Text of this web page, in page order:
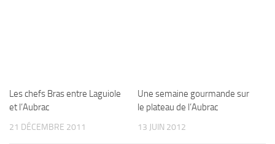
Les chefs Bras entre Laguiole
et l’Aubrac
21 DÉCEMBRE 2011
Une semaine gourmande sur
le plateau de l’Aubrac
13 JUIN 2012